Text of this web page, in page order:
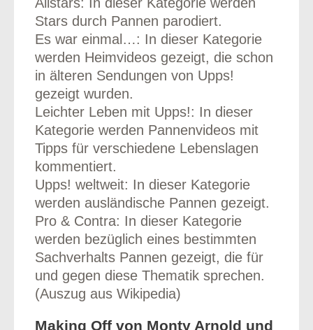
Stars durch Pannen parodiert.
Es war einmal…: In dieser Kategorie
werden Heimvideos gezeigt, die schon
in älteren Sendungen von Upps!
gezeigt wurden.
Leichter Leben mit Upps!: In dieser
Kategorie werden Pannenvideos mit
Tipps für verschiedene Lebenslagen
kommentiert.
Upps! weltweit: In dieser Kategorie
werden ausländische Pannen gezeigt.
Pro & Contra: In dieser Kategorie
werden bezüglich eines bestimmten
Sachverhalts Pannen gezeigt, die für
und gegen diese Thematik sprechen.
(Auszug aus Wikipedia)
Making Off von Monty Arnold und